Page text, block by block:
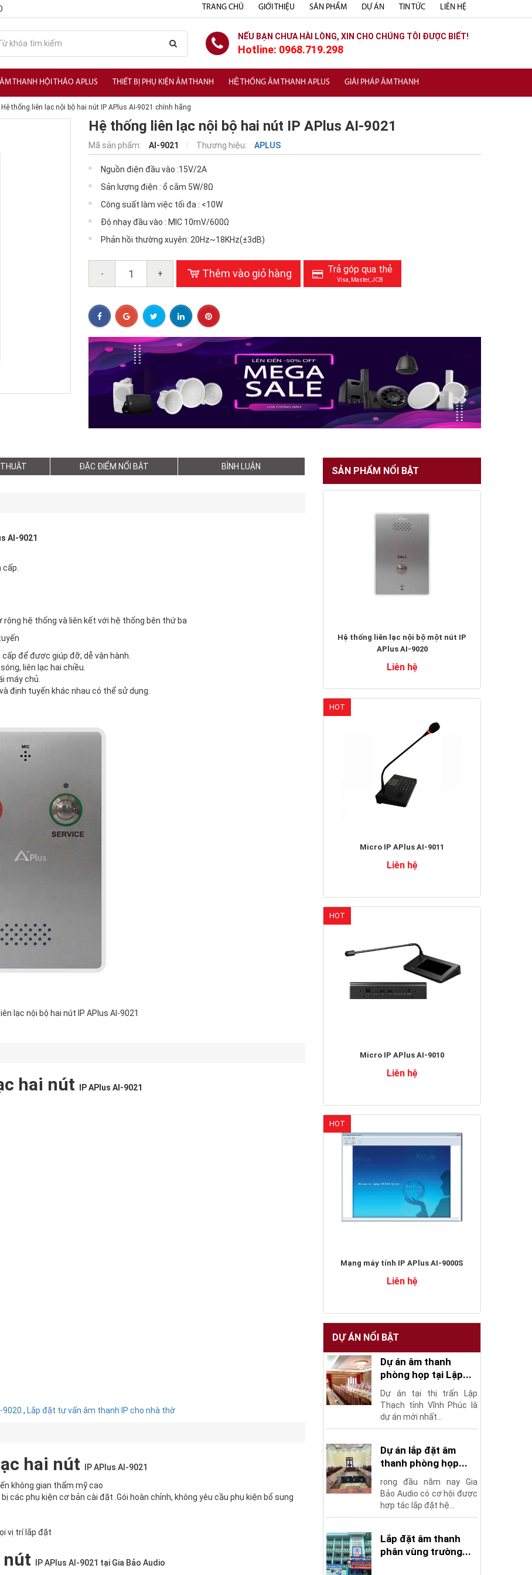
TRANG CHỦ GIỚI THIỆU SẢN PHẨM DỰ ÁN TIN TỨC LIÊN HỆ
NẾU BẠN CHƯA HÀI LÒNG, XIN CHO CHÚNG TÔI ĐƯỢC BIẾT!
Hotline: 0968.719.298
ÂM THANH HỘI THẢO APLUS THIẾT BỊ PHỤ KIỆN ÂM THANH HỆ THỐNG ÂM THANH APLUS GIẢI PHÁP ÂM THANH
Hệ thống liên lạc nội bộ hai nút IP APlus AI-9021 chính hãng
Hệ thống liên lạc nội bộ hai nút IP APlus AI-9021
Mã sản phẩm: AI-9021 Thương hiệu: APLUS
Nguồn điện đầu vào :15V/2A
Sản lượng điện : ổ cắm 5W/8Ω
Công suất làm việc tối đa : <10W
Độ nhạy đầu vào : MIC 10mV/600Ω
Phản hồi thường xuyên: 20Hz~18KHz(±3dB)
- + Thêm vào giỏ hàng Trả góp qua thẻ
Visa, Master, JCB
ĐẶC ĐIỂM NỔI BẬT BÌNH LUẬN
AI-9021
hệ thống và liên kết với hệ thống bên thứ ba
để được giúp đỡ, dễ vận hành.
liên lạc hai chiều.
máy chủ.
định tuyến khác nhau có thể sử dụng.
lạc nội bộ hai nút IP APlus AI-9021
hai nút IP APlus AI-9021
9020 , Lắp đặt tư vấn âm thanh IP cho nhà thờ
hai nút
IP APlus AI-9021
không gian thẩm mỹ cao
các phụ kiện cơ bản cài đặt .Gói hoàn chỉnh, không yêu cầu phụ kiện bổ sung
vị trí lắp đặt
nút IP APlus AI-9021 tại Gia Bảo Audio
SẢN PHẨM NỔI BẬT
Hệ thống liên lạc nội bộ một nút IP
APlus AI-9020
Liên hệ
HOT
Micro IP APlus AI-9011
Liên hệ
HOT
Micro IP APlus AI-9010
Liên hệ
HOT
Mạng máy tính IP APlus AI-9000S
Liên hệ
DỰ ÁN NỔI BẬT
Dự án âm thanh
phòng họp tại Lập...
Dự án tại thị trấn Lập
Thạch tỉnh Vĩnh Phúc là
dự án mới nhất...
Dự án lắp đặt âm
thanh phòng họp...
rong đầu năm nay Gia
Bảo Audio có cơ hội được
hợp tác lắp đặt hệ...
Lắp đặt âm thanh
phân vùng trường...